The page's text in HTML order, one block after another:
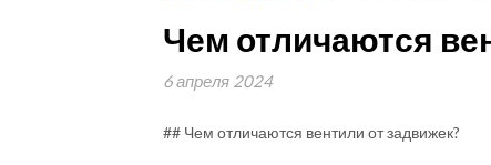
Чем отличаются
6 апреля 2024
## Чем отличаются вентили от задвижек?